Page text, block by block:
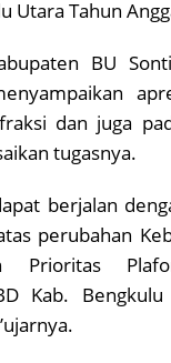
Utara Tahun
BU
dan juga
tugasnya.
berjalan
perubahan
Prioritas
Kab.